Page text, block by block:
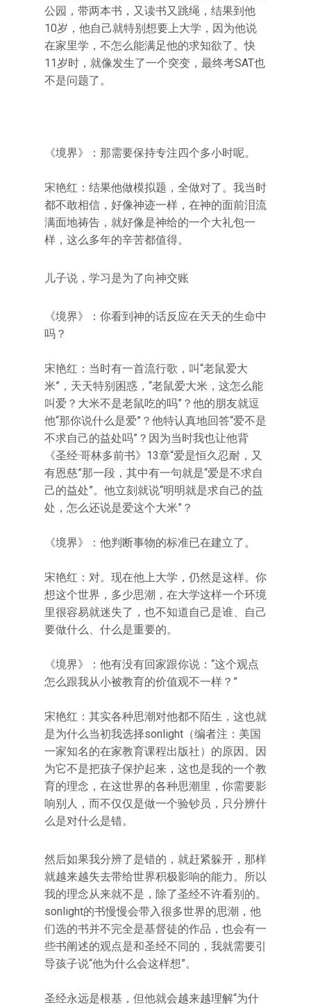
公园，带两本书，又读书又跳绳，结果到他
10岁，他自己就特别想要上大学，因为他说
在家里学，不怎么能满足他的求知欲了。快
11岁时，就像发生了一个突变，最终考SAT也
不是问题了。
《境界》：那需要保持专注四个多小时呢。
宋艳红：结果他做模拟题，全做对了。我当时
都不敢相信，好像神迹一样，在神的面前泪流
满面地祷告，就好像是神给的一个大礼包一
样，这么多年的辛苦都值得。
儿子说，学习是为了向神交账
《境界》：你看到神的话反应在天天的生命中
吗？
宋艳红：当时有一首流行歌，叫“老鼠爱大
米”，天天特别困惑，“老鼠爱大米，这怎么能
叫爱？大米不是老鼠吃的吗”？他的朋友就逗
他“那你说什么是爱”？他特认真地回答“爱不是
不求自己的益处吗”？因为当时我也让他背
《圣经·哥林多前书》13章“爱是恒久忍耐，又
有恩慈”那一段，其中有一句就是“爱是不求自
己的益处”。他立刻就说“明明就是求自己的益
处，怎么还说是爱这个大米”？
《境界》：他判断事物的标准已在建立了。
宋艳红：对。现在他上大学，仍然是这样。你
想这个世界，多少思潮，在大学这样一个环境
里很容易就迷失了，也不知道自己是谁、自己
要做什么、什么是重要的。
《境界》：他有没有回家跟你说：“这个观点
怎么跟我从小被教育的价值观不一样？”
宋艳红：其实各种思潮对他都不陌生，这也就
是为什么当初我选择sonlight（编者注：美国
一家知名的在家教育课程出版社）的原因。因
为它不是把孩子保护起来，这也是我的一个教
育的理念，在这世界的各种思潮里，你需要影
响别人，而不仅仅是做一个验钞员，只分辨什
么是对什么是错。
然后如果我分辨了是错的，就赶紧躲开，那样
就越来越失去带给世界积极影响的能力。所以
我的理念从来就不是，除了圣经不许看别的。
sonlight的书慢慢会带入很多世界的思潮，他
们选的书并不完全是基督徒的作品，也会有一
些书阐述的观点是和圣经不同的，我就需要引
导孩子说“他为什么会这样想”。
圣经永远是根基，但他就会越来越理解“为什